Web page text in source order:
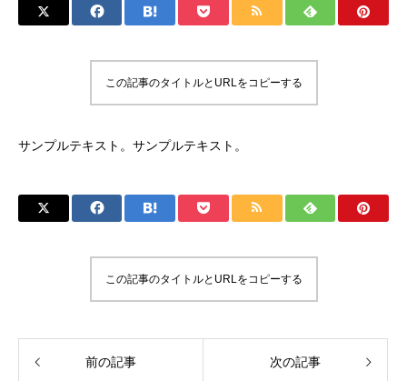
この記事のタイトルとURLをコピーする
サンプルテキスト。サンプルテキスト。
この記事のタイトルとURLをコピーする
前の記事 次の記事